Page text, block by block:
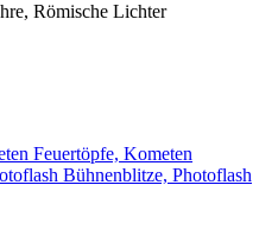
Römische Lichter
Feuertöpfe, Kometen
Bühnenblitze, Photoflash